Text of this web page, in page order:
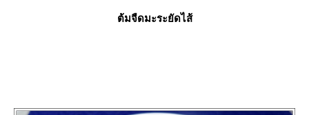
ต้มจืดมะระยัดไส้